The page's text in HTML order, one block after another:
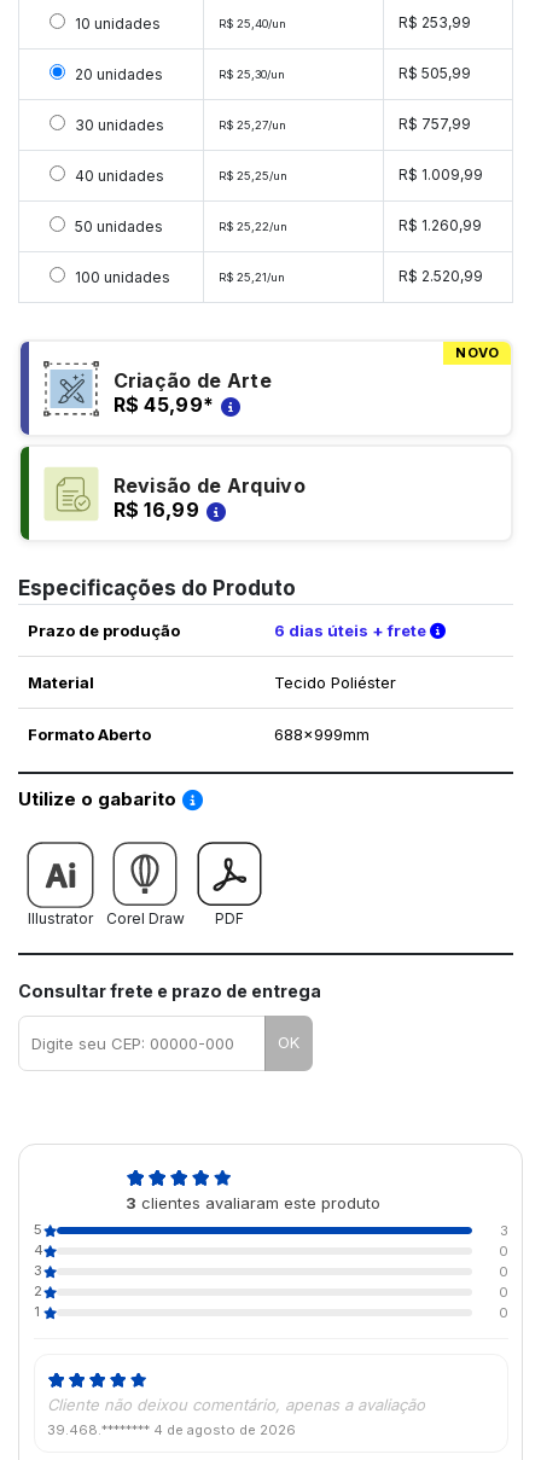
Selecionar 10 unidades
10 unidades R$ 25,40/un R$ 253,99
Selecionar 20 unidades
20 unidades R$ 25,30/un R$ 505,99
Selecionar 30 unidades
30 unidades R$ 25,27/un R$ 757,99
Selecionar 40 unidades
40 unidades R$ 25,25/un R$ 1.009,99
Selecionar 50 unidades
50 unidades R$ 25,22/un R$ 1.260,99
Selecionar 100 unidades
100 unidades R$ 25,21/un R$ 2.520,99
NOVO
Criação de Arte
R$ 45,99*
Revisão de Arquivo
R$ 16,99
Especificações do Produto
Prazo de produção 6 dias úteis + frete Verifique
Material Tecido Poliéster
Formato Aberto 688x999mm
Utilize o gabarito Saiba como utilizar os nossos gabaritos
Illustrator Corel Draw PDF
Consultar frete e prazo de entrega
OK
3 clientes avaliaram este produto
5
3
4
0
3
0
2
0
1
0
Cliente não deixou comentário, apenas a avaliação
39.468.******** 4 de agosto de 2026